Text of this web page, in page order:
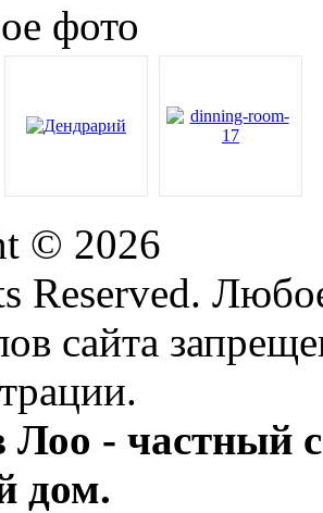
фото
© 2026
Reserved.
сайта
- частный
дом.